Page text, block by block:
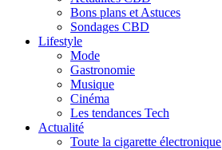
Bons plans et Astuces
Sondages CBD
Lifestyle
Mode
Gastronomie
Musique
Cinéma
Les tendances Tech
Actualité
Toute la cigarette électronique